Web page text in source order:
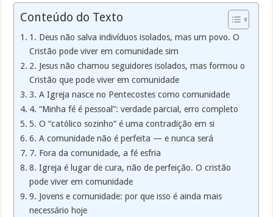
Conteúdo do Texto
1. Deus não salva indivíduos isolados, mas um povo. O
Cristão pode viver em comunidade sim
2. Jesus não chamou seguidores isolados, mas formou o
Cristão que pode viver em comunidade
3. A Igreja nasce no Pentecostes como comunidade
4. “Minha fé é pessoal”: verdade parcial, erro completo
5. O “católico sozinho” é uma contradição em si
6. A comunidade não é perfeita — e nunca será
7. Fora da comunidade, a fé esfria
8. Igreja é lugar de cura, não de perfeição. O cristão
pode viver em comunidade
9. Jovens e comunidade: por que isso é ainda mais
necessário hoje